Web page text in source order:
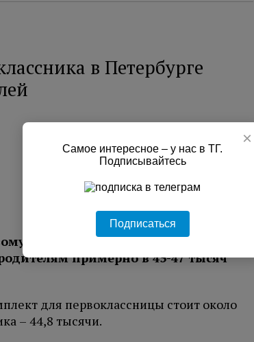
в Петербурге
учебному году в Санкт-
примерно в 45-47 тысяч
для первоклассницы стоит около
– 44,8 тысячи.
×
Самое интересное – у нас в ТГ.
Подписывайтесь
Подписаться